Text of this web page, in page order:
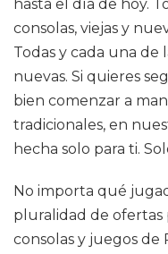
hasta el día de hoy.
consolas, viejas y
Todas y cada una de
nuevas. Si quieres
bien comenzar a
tradicionales, en
hecha solo para ti.
No importa qué
pluralidad de ofertas
consolas y juegos de